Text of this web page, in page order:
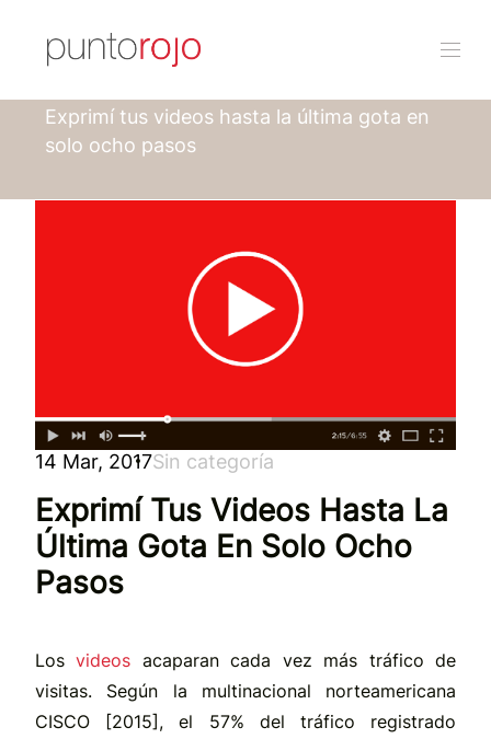
Exprimí tus videos hasta la última gota en
solo ocho pasos
14 Mar, 2017Sin categoría
Exprimí Tus Videos Hasta La
Última Gota En Solo Ocho
Pasos
Losvideos acaparan cada vez más tráfico de
visitas. Según la multinacional norteamericana
CISCO [2015], el 57% del tráfico registrado